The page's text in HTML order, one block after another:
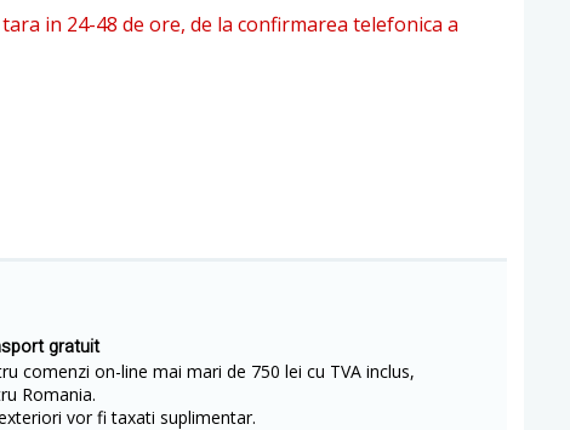
in 24-48 de ore, de la confirmarea telefonica a
gratuit
comenzi on-line mai mari de 750 lei cu TVA inclus,
Romania.
vor fi taxati suplimentar.